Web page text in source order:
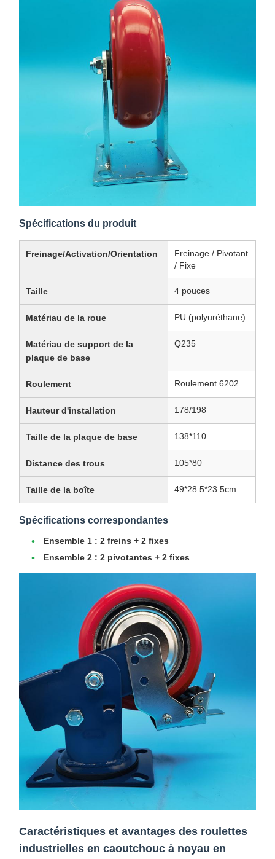
Spécifications du produit
Freinage/Activation/Orientation
Freinage / Pivotant
/ Fixe
Taille 4 pouces
Matériau de la roue PU (polyuréthane)
Matériau de support de la
plaque de base
Q235
Roulement Roulement 6202
Hauteur d'installation 178/198
Taille de la plaque de base 138*110
Distance des trous 105*80
Taille de la boîte 49*28.5*23.5cm
Spécifications correspondantes
Ensemble 1 : 2 freins + 2 fixes
Ensemble 2 : 2 pivotantes + 2 fixes
Caractéristiques et avantages des roulettes
industrielles en caoutchouc à noyau en